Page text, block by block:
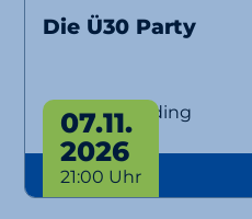
Die Ü30 Party
Ü30 Party Erding
07.11.
2026
21:00 Uhr